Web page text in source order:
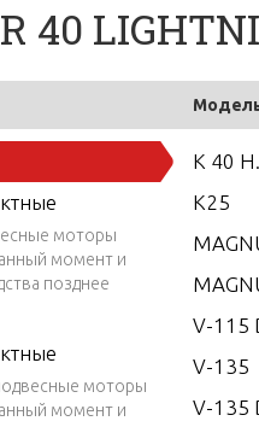
40
моторы
момент и
позднее
моторы
момент и
K 40
K25
V-115
V-135
V-135